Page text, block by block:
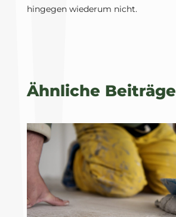
hingegen wiederum nicht.
Ähnliche Beiträge